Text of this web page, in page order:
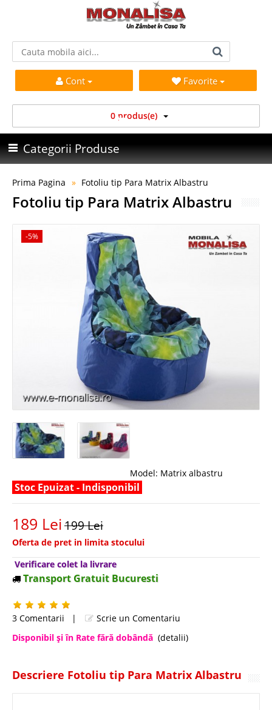
Cont Favorite
0 produs(e)
Categorii Produse
Prima Pagina Fotoliu tip Para Matrix Albastru
Fotoliu tip Para Matrix Albastru
-5%
Model: Matrix albastru
Stoc Epuizat - Indisponibil
189 Lei199 Lei
Oferta de pret in limita stocului
Verificare colet la livrare
Transport Gratuit Bucuresti
3 Comentarii |
Scrie un Comentariu
Disponibil şi în Rate fără dobândă (detalii)
Descriere Fotoliu tip Para Matrix Albastru